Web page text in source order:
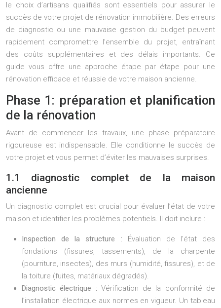
le choix d’artisans qualifiés sont essentiels pour assurer le
succès de votre projet de rénovation immobilière. Des erreurs
de diagnostic ou une mauvaise gestion du budget peuvent
rapidement compromettre l’ensemble du projet, entraînant
des coûts supplémentaires et des délais importants. Ce
guide vous offre une approche étape par étape pour une
rénovation efficace et réussie de votre maison ancienne.
Phase 1: préparation et planification
de la rénovation
Avant de commencer les travaux, une phase préparatoire
rigoureuse est indispensable. Elle conditionne le succès de
votre projet et vous permet d’éviter les mauvaises surprises.
1.1 diagnostic complet de la maison
ancienne
Un diagnostic complet est crucial pour évaluer l’état de votre
maison et identifier les problèmes potentiels. Il doit inclure :
Inspection de la structure : Évaluation de l’état des
fondations (fissures, tassements), de la charpente
(pourriture, insectes), des murs (humidité, fissures), et de
la toiture (fuites, matériaux dégradés).
Diagnostic électrique : Vérification de la conformité de
l’installation électrique aux normes en vigueur. Un tableau